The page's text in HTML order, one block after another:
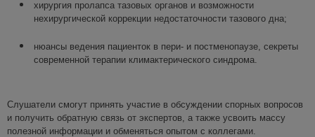
хирургия пролапса тазовых органов и возможности
нехирургической коррекции недостаточности тазового дна;
нюансы ведения пациенток в пери- и постменопаузе, секреты
современной терапии климактерического синдрома.
Слушатели смогут принять участие в обсуждении спорных вопросов
и получить обратную связь от экспертов, а также усвоить массу
полезной информации и обменяться опытом с коллегами.